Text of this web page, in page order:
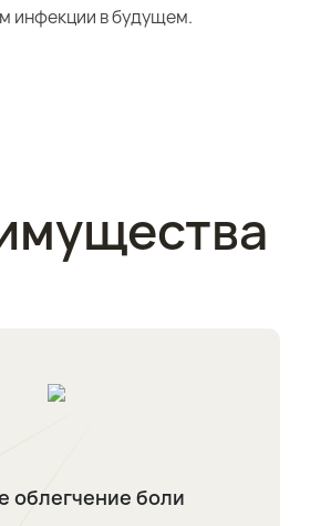
инфекции в будущем.
облегчение боли